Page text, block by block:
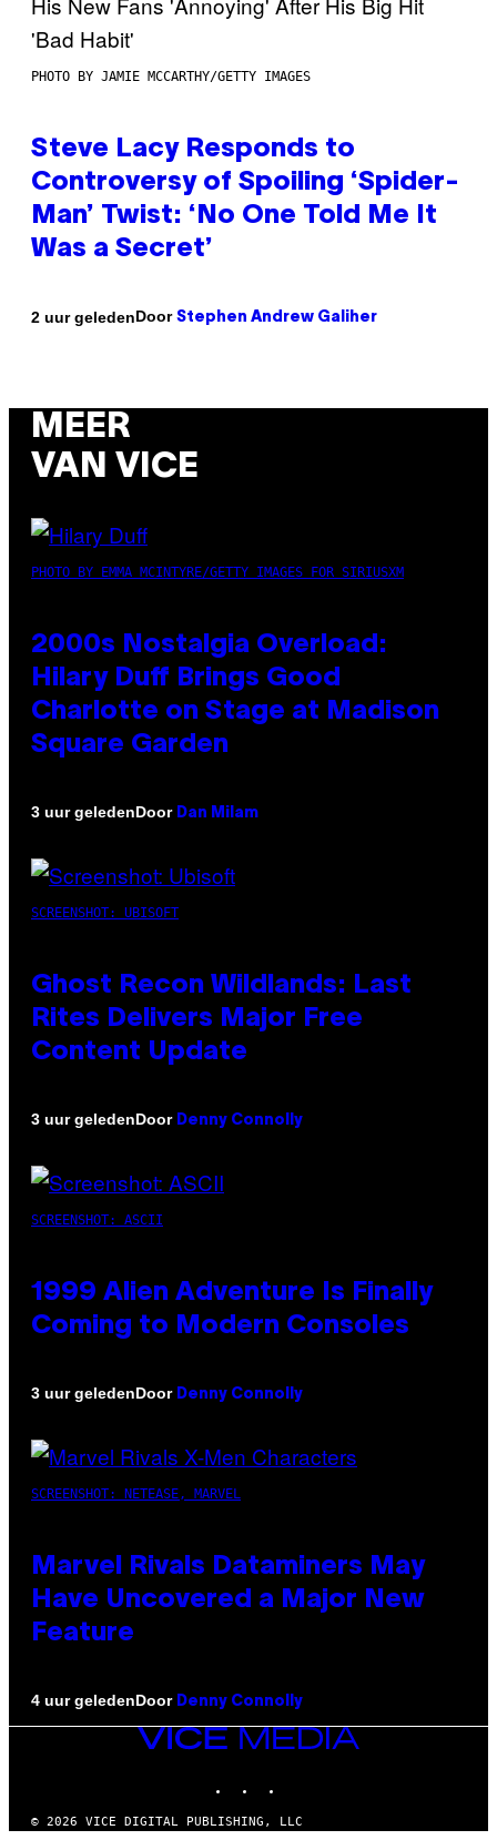
PHOTO BY JAMIE MCCARTHY/GETTY IMAGES
Steve Lacy Responds to
Controversy of Spoiling ‘Spider-
Man’ Twist: ‘No One Told Me It
Was a Secret’
2 uur geledenDoor Stephen Andrew Galiher
MEER
VAN VICE
PHOTO BY EMMA MCINTYRE/GETTY IMAGES FOR SIRIUSXM
2000s Nostalgia Overload:
Hilary Duff Brings Good
Charlotte on Stage at Madison
Square Garden
3 uur geledenDoor Dan Milam
SCREENSHOT: UBISOFT
Ghost Recon Wildlands: Last
Rites Delivers Major Free
Content Update
3 uur geledenDoor Denny Connolly
SCREENSHOT: ASCII
1999 Alien Adventure Is Finally
Coming to Modern Consoles
3 uur geledenDoor Denny Connolly
SCREENSHOT: NETEASE, MARVEL
Marvel Rivals Dataminers May
Have Uncovered a Major New
Feature
4 uur geledenDoor Denny Connolly
VICE
MEDIA
© 2026 VICE DIGITAL PUBLISHING, LLC